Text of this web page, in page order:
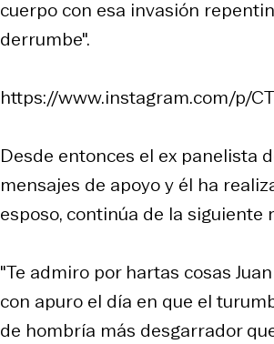
cuerpo con esa invasión
derrumbe".
https://www.instagram.com/p/
Desde entonces el ex panelista
mensajes de apoyo y él ha
esposo, continúa de la siguiente
"Te admiro por hartas cosas
con apuro el día en que el
de hombría más desgarrador